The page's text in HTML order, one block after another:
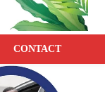
CONTACT